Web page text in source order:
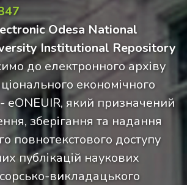
Odesa National
Institutional Repository
до електронного архіву
економічного
- eONEUIR, який призначений
зберігання та надання
повнотекстового доступу
публікацій наукових
викладацького